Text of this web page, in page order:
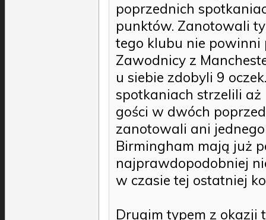
poprzednich
punktów. Zanotowali
tego klubu nie powinni
Zawodnicy z
u siebie zdobyli 9
spotkaniach strzelili aż
gości w dwóch
zanotowali ani
Birmingham mają już
najprawdopodobniej
w czasie tej ostatniej
Drugim typem z okazji